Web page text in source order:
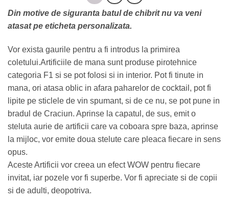
Din motive de siguranta batul de chibrit nu va veni
atasat pe eticheta personalizata.
Vor exista gaurile pentru a fi introdus la primirea
coletului.Artificiile de mana sunt produse pirotehnice
categoria F1 si se pot folosi si in interior. Pot fi tinute in
mana, ori atasa oblic in afara paharelor de cocktail, pot fi
lipite pe sticlele de vin spumant, si de ce nu, se pot pune in
bradul de Craciun. Aprinse la capatul, de sus, emit o
steluta aurie de artificii care va coboara spre baza, aprinse
la mijloc, vor emite doua stelute care pleaca fiecare in sens
opus.
Aceste Artificii vor creea un efect WOW pentru fiecare
invitat, iar pozele vor fi superbe. Vor fi apreciate si de copii
si de adulti, deopotriva.